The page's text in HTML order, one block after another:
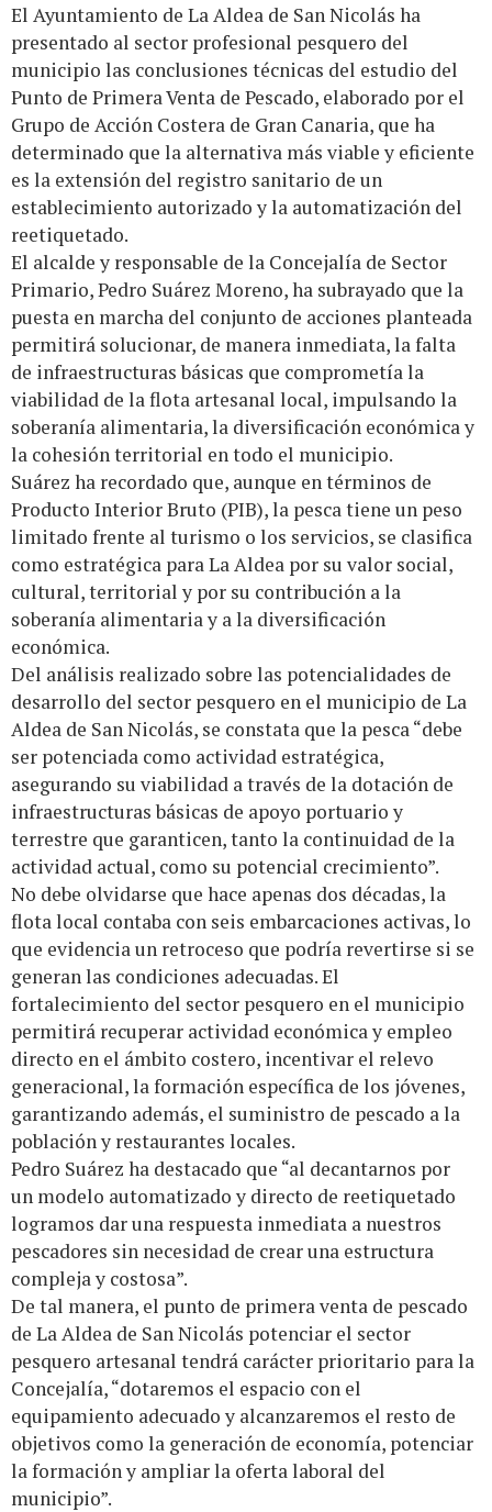
El Ayuntamiento de La Aldea de San Nicolás ha
presentado al sector profesional pesquero del
municipio las conclusiones técnicas del estudio del
Punto de Primera Venta de Pescado, elaborado por el
Grupo de Acción Costera de Gran Canaria, que ha
determinado que la alternativa más viable y eficiente
es la extensión del registro sanitario de un
establecimiento autorizado y la automatización del
reetiquetado.
El alcalde y responsable de la Concejalía de Sector
Primario, Pedro Suárez Moreno, ha subrayado que la
puesta en marcha del conjunto de acciones planteada
permitirá solucionar, de manera inmediata, la falta
de infraestructuras básicas que comprometía la
viabilidad de la flota artesanal local, impulsando la
soberanía alimentaria, la diversificación económica y
la cohesión territorial en todo el municipio.
Suárez ha recordado que, aunque en términos de
Producto Interior Bruto (PIB), la pesca tiene un peso
limitado frente al turismo o los servicios, se clasifica
como estratégica para La Aldea por su valor social,
cultural, territorial y por su contribución a la
soberanía alimentaria y a la diversificación
económica.
Del análisis realizado sobre las potencialidades de
desarrollo del sector pesquero en el municipio de La
Aldea de San Nicolás, se constata que la pesca “debe
ser potenciada como actividad estratégica,
asegurando su viabilidad a través de la dotación de
infraestructuras básicas de apoyo portuario y
terrestre que garanticen, tanto la continuidad de la
actividad actual, como su potencial crecimiento”.
No debe olvidarse que hace apenas dos décadas, la
flota local contaba con seis embarcaciones activas, lo
que evidencia un retroceso que podría revertirse si se
generan las condiciones adecuadas. El
fortalecimiento del sector pesquero en el municipio
permitirá recuperar actividad económica y empleo
directo en el ámbito costero, incentivar el relevo
generacional, la formación específica de los jóvenes,
garantizando además, el suministro de pescado a la
población y restaurantes locales.
Pedro Suárez ha destacado que “al decantarnos por
un modelo automatizado y directo de reetiquetado
logramos dar una respuesta inmediata a nuestros
pescadores sin necesidad de crear una estructura
compleja y costosa”.
De tal manera, el punto de primera venta de pescado
de La Aldea de San Nicolás potenciar el sector
pesquero artesanal tendrá carácter prioritario para la
Concejalía, “dotaremos el espacio con el
equipamiento adecuado y alcanzaremos el resto de
objetivos como la generación de economía, potenciar
la formación y ampliar la oferta laboral del
municipio”.